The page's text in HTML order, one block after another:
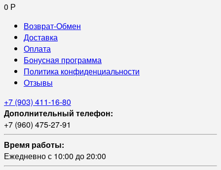
0 Р
Возврат-Обмен
Доставка
Оплата
Бонусная программа
Политика конфиденциальности
Отзывы
+7 (903) 411-16-80
Дополнительный телефон:
+7 (960) 475-27-91
Время работы:
Ежедневно с 10:00 до 20:00